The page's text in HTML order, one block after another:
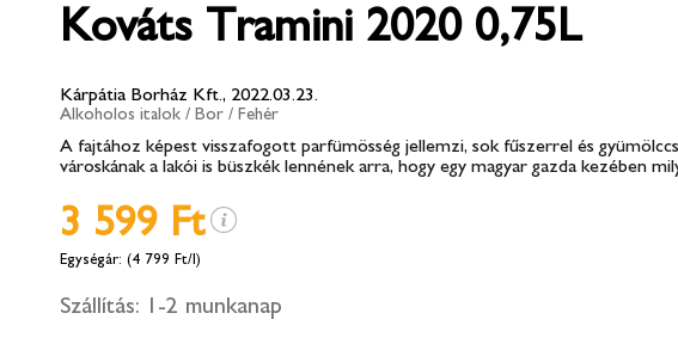
Kováts Tramini 2020 0,75L
Kárpátia Borház Kft., 2022.03.23.
Alkoholos italok / Bor / Fehér
A fajtához képest visszafogott parfümösség jellemzi, sok fűszerrel és
városkának a lakói is büszkék lennének arra, hogy egy magyar gazda kezében
3 599 Ft
(4 799 Ft/l)
Szállítás: 1-2 munkanap